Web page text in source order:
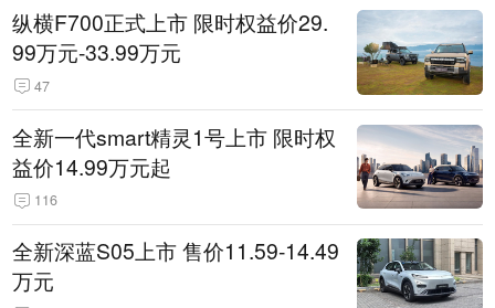
纵横F700正式上市 限时权益价29.
99万元-33.99万元
47
全新一代smart精灵1号上市 限时权
益价14.99万元起
116
全新深蓝S05上市 售价11.59-14.49
万元